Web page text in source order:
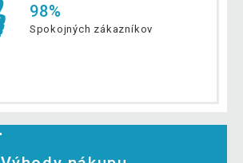
98%
Spokojných zákazníkov